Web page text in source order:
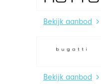
Bekijk aanbod
Bekijk aanbod